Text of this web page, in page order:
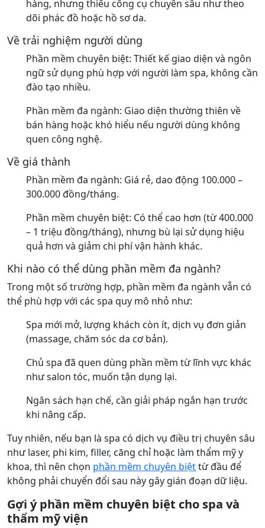
hàng, nhưng thiếu công cụ chuyên sâu như theo
dõi phác đồ hoặc hồ sơ da.
Về trải nghiệm người dùng
Phần mềm chuyên biệt: Thiết kế giao diện và ngôn
ngữ sử dụng phù hợp với người làm spa, không cần
đào tạo nhiều.
Phần mềm đa ngành: Giao diện thường thiên về
bán hàng hoặc khó hiểu nếu người dùng không
quen công nghệ.
Về giá thành
Phần mềm đa ngành: Giá rẻ, dao động 100.000 –
300.000 đồng/tháng.
Phần mềm chuyên biệt: Có thể cao hơn (từ 400.000
– 1 triệu đồng/tháng), nhưng bù lại sử dụng hiệu
quả hơn và giảm chi phí vận hành khác.
Khi nào có thể dùng phần mềm đa ngành?
Trong một số trường hợp, phần mềm đa ngành vẫn có
thể phù hợp với các spa quy mô nhỏ như:
Spa mới mở, lượng khách còn ít, dịch vụ đơn giản
(massage, chăm sóc da cơ bản).
Chủ spa đã quen dùng phần mềm từ lĩnh vực khác
như salon tóc, muốn tận dụng lại.
Ngân sách hạn chế, cần giải pháp ngắn hạn trước
khi nâng cấp.
Tuy nhiên, nếu bạn là spa có dịch vụ điều trị chuyên sâu
như laser, phi kim, filler, căng chỉ hoặc làm thẩm mỹ y
khoa, thì nên chọn phần mềm chuyên biệttừ đầu để
không phải chuyển đổi sau này gây gián đoạn dữ liệu.
Gợi ý phần mềm chuyên biệt cho spa và
thẩm mỹ viện